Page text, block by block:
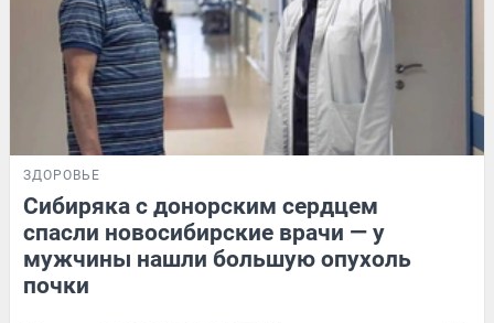
ЗДОРОВЬЕ
Сибиряка с донорским сердцем
спасли новосибирские врачи — у
мужчины нашли большую опухоль
почки